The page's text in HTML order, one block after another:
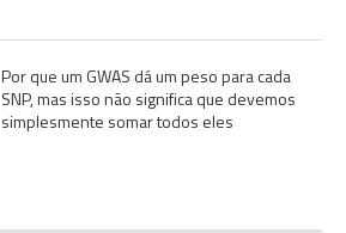
Por que um GWAS dá um peso para cada
SNP, mas isso não significa que devemos
simplesmente somar todos eles